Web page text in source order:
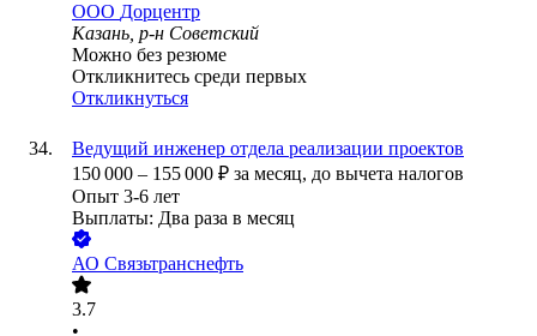
ООО Дорцентр
Казань, р-н Советский
Можно без резюме
Откликнитесь среди первых
Откликнуться
Ведущий инженер отдела реализации проектов
150 000 – 155 000 ₽ за месяц, до вычета налогов
Опыт 3-6 лет
Выплаты: Два раза в месяц
АО Связьтранснефть
3.7
•